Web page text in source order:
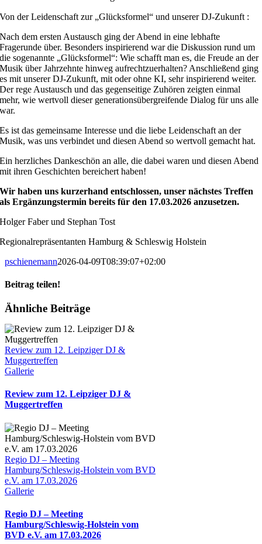
Von der Leidenschaft zur „Glücksformel“ und unserer DJ-Zukunft :
Nach dem ersten Austausch ging der Abend in eine lebhafte
Fragerunde über. Besonders inspirierend war die Diskussion rund um
die sogenannte „Glücksformel“: Wie schafft man es, die Freude an der
Musik über Jahrzehnte hinweg aufrechtzuerhalten? Anschließend ging
es mit unserer DJ-Zukunft, mit oder ohne KI, sehr inspirierend weiter.
Der rege Austausch und das gegenseitige Zuhören zeigten einmal
mehr, wie wertvoll dieser generationsübergreifende Dialog für uns alle
war.
Es ist das gemeinsame Interesse und die liebe Leidenschaft an der
Musik, was uns verbindet und diesen Abend so wertvoll gemacht hat.
Ein herzliches Dankeschön an alle, die dabei waren und diesen Abend
mit ihren Geschichten bereichert haben!
Wir haben uns kurzerhand entschlossen, unser nächstes Treffen
als Ergänzungstermin bereits für den 17.03.2026 anzusetzen.
Holger Faber und Stephan Tost
Regionalrepräsentanten Hamburg & Schleswig Holstein
pschienemann2026-04-09T08:39:07+02:00
Beitrag teilen!
Facebook
X
LinkedIn
Pinterest
E-
Ähnliche Beiträge
Review zum 12. Leipziger DJ &
Muggertreffen
Gallerie
Review zum 12. Leipziger DJ &
Muggertreffen
Regio DJ – Meeting
Hamburg/Schleswig-Holstein vom BVD
e.V. am 17.03.2026
Gallerie
Regio DJ – Meeting
Hamburg/Schleswig-Holstein vom
BVD e.V. am 17.03.2026